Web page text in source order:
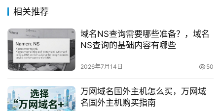
相关推荐
域名NS查询需要哪些准备？，域名
NS查询的基础内容有哪些
2026年7月14日 50
万网域名国外主机怎么买，万网域
名国外主机购买指南